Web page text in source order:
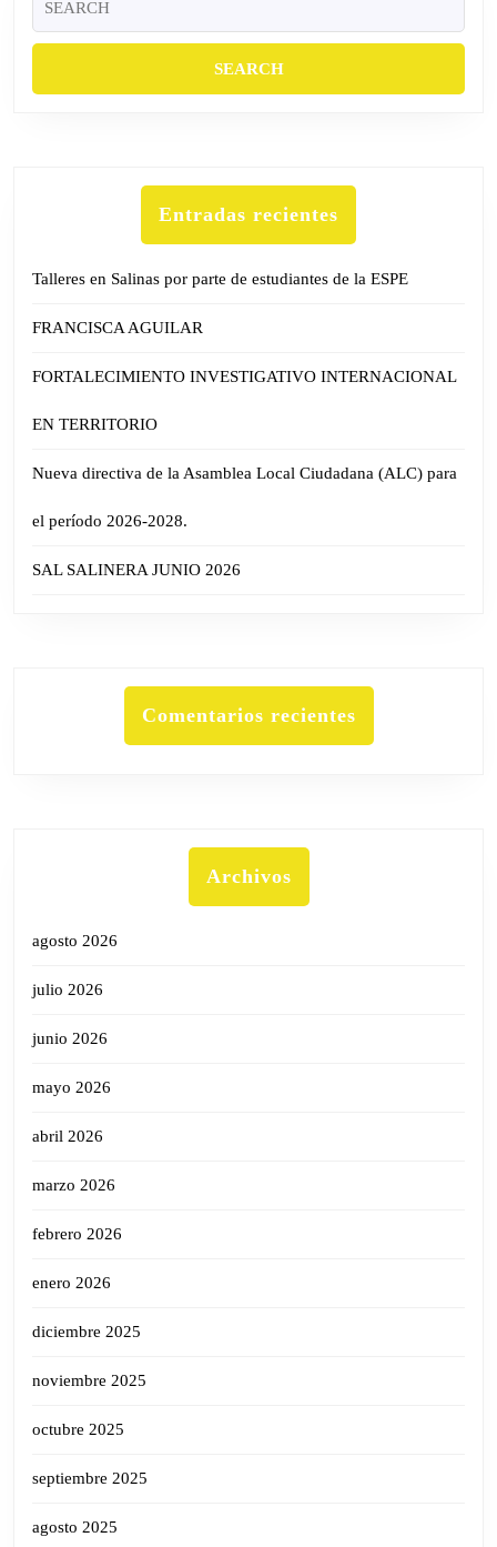
for:
Entradas recientes
Talleres en Salinas por parte de estudiantes de la ESPE
FRANCISCA AGUILAR
FORTALECIMIENTO INVESTIGATIVO INTERNACIONAL
EN TERRITORIO
Nueva directiva de la Asamblea Local Ciudadana (ALC) para
el período 2026-2028.
SAL SALINERA JUNIO 2026
Comentarios recientes
Archivos
agosto 2026
julio 2026
junio 2026
mayo 2026
abril 2026
marzo 2026
febrero 2026
enero 2026
diciembre 2025
noviembre 2025
octubre 2025
septiembre 2025
agosto 2025